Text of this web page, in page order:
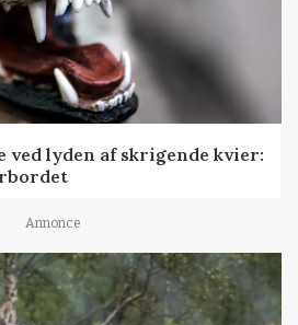
ved lyden af skrigende kvier:
Annonce